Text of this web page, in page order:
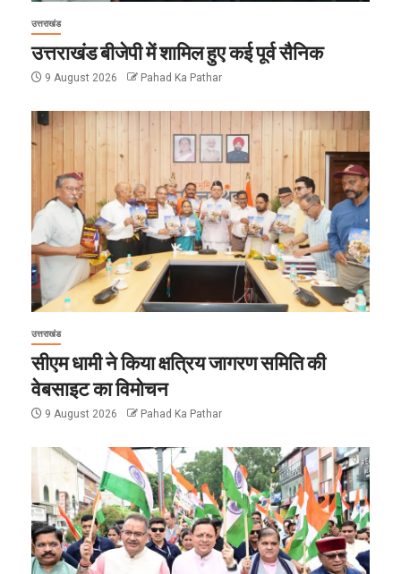
उत्तराखंड
उत्तराखंड बीजेपी में शामिल हुए कई पूर्व सैनिक
9 August 2026 Pahad Ka Pathar
उत्तराखंड
सीएम धामी ने किया क्षत्रिय जागरण समिति की
वेबसाइट का विमोचन
9 August 2026 Pahad Ka Pathar